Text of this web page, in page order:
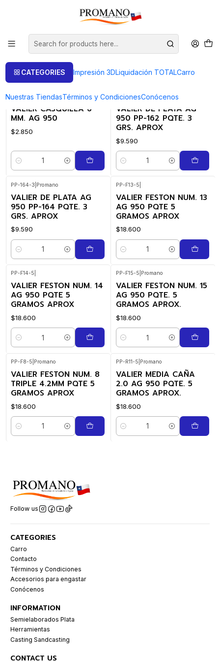
CATEGORIES Impresión 3DLiquidación TOTALCarro
Nuestras TiendasTérminos y CondicionesConócenos
Productos de Plata
Valier Plata
FILTERS
AC-33|
VALIER CASQUILLA 6
MM. AG 950
$2.850
Quantity
PP-162-3|Promano
VALIER DE PLATA AG
950 PP-162 PQTE. 3
GRS. APROX
$9.590
Quantity
PP-164-3 Promano
VALIER DE PLATA AG
950 PP-164 PQTE. 3
GRS. APROX
$9.590
Quantity
PP-F13-5
VALIER FESTON NUM. 13
AG 950 PQTE 5
GRAMOS APROX
$18.600
Quantity
PP-F14-5
VALIER FESTON NUM. 14
AG 950 PQTE 5
GRAMOS APROX
$18.600
Quantity
PP-F15-5 Promano
VALIER FESTON NUM. 15
AG 950 PQTE. 5
GRAMOS APROX.
$18.600
Quantity
PP-F8-5 Promano
VALIER FESTON NUM. 8
TRIPLE 4.2MM PQTE 5
GRAMOS APROX
$18.600
Quantity
PP-R11-5 Promano
VALIER MEDIA CAÑA
2.0 AG 950 PQTE. 5
GRAMOS APROX.
$18.600
Quantity
Follow us
CATEGORIES
Carro
Contacto
Términos y Condiciones
Accesorios para engastar
Conócenos
INFORMATION
Semielaborados Plata
Herramientas
Casting Sandcasting
CONTACT US